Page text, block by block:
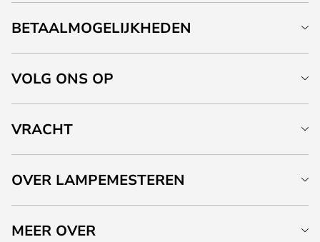
BETAALMOGELIJKHEDEN
VOLG ONS OP
VRACHT
OVER LAMPEMESTEREN
MEER OVER